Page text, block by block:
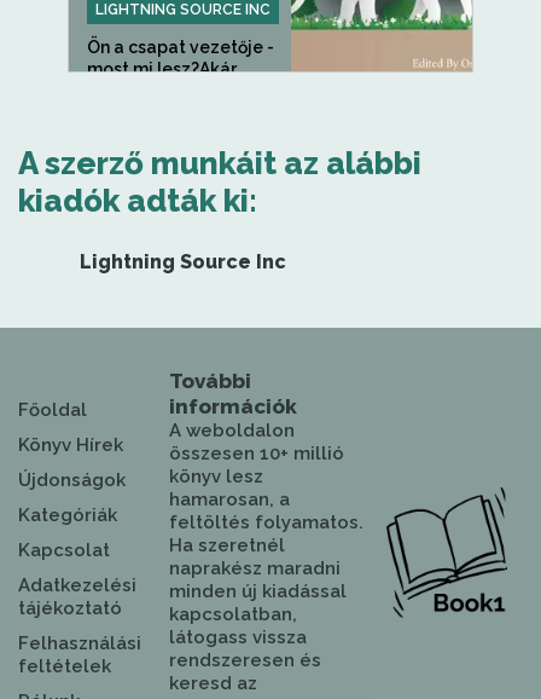
LIGHTNING SOURCE INC
Ön a csapat vezetője -
most mi lesz?Akár...
A szerző munkáit az alábbi
kiadók adták ki:
Lightning Source Inc
Főoldal
Könyv Hírek
Újdonságok
Kategóriák
Kapcsolat
Adatkezelési
tájékoztató
Felhasználási
feltételek
További
információk
A weboldalon
összesen 10+ millió
könyv lesz
hamarosan, a
feltöltés folyamatos.
Ha szeretnél
naprakész maradni
minden új kiadással
kapcsolatban,
látogass vissza
rendszeresen és
keresd az